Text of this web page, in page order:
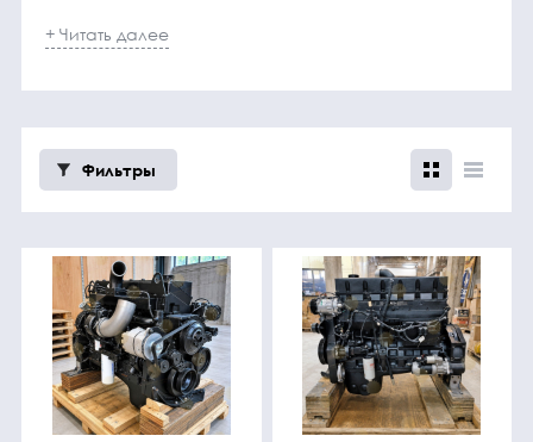
Прочие
Режущие
элементы
Фильтрующие
элементы
Ходовые части
+ Читать далее
Фильтры